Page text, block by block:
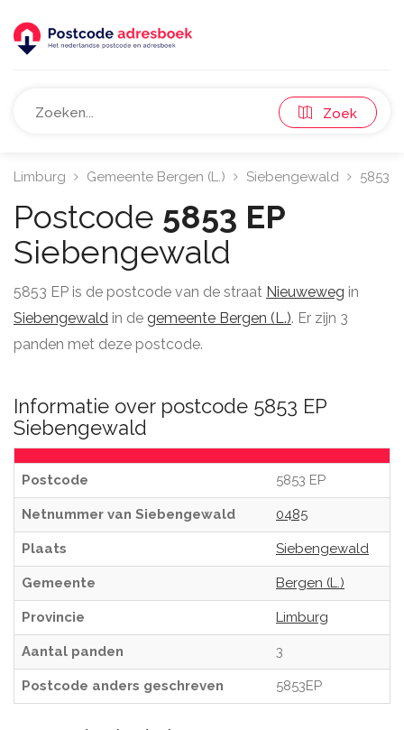
Zoek
Limburg Gemeente Bergen (L.) Siebengewald 5853
Postcode 5853 EP
Siebengewald
5853 EP is de postcode van de straat Nieuweweg in
Siebengewald in de gemeente Bergen (L.). Er zijn 3
panden met deze postcode.
Informatie over postcode 5853 EP
Siebengewald
Postcode 5853 EP
Netnummer van Siebengewald 0485
Plaats Siebengewald
Gemeente Bergen (L.)
Provincie Limburg
Aantal panden 3
Postcode anders geschreven 5853EP